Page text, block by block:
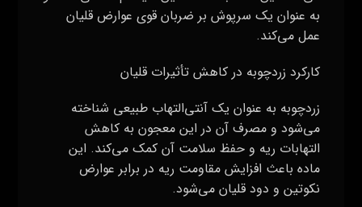
به عنوان یک سرپوش بر ضربان قوی عوارض قلیان
عمل می‌کند.
کارکرد زردچوبه در کاهش تأثیرات قلیان
زردچوبه به عنوان یک آنتی‌التهاب طبیعی شناخته
می‌شود و مصرف آن در این معجون به کاهش
التهابات ریه و حفظ سلامت آن کمک می‌کند. این
ماده باعث افزایش مقاومت ریه در برابر عوارض
نکوتین و دود قلیان می‌شود.